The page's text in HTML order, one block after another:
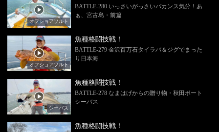
オフショアソルト
BATTLE-280 いっさいがっさいバカンス気分！あ
ぁ、宮古島・前篇
オフショアソルト
魚種格闘技戦！
BATTLE-279 金沢百万石タイラバ＆ジグでまった
り日本海
シーバス
魚種格闘技戦！
BATTLE-278 なまはげからの贈り物・秋田ボート
シーバス
魚種格闘技戦！